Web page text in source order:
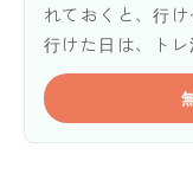
れておくと、行
行けた日は、トレ